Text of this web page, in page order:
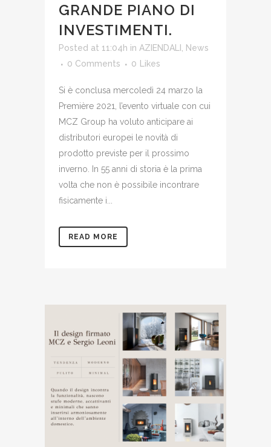
GRANDE PIANO DI
INVESTIMENTI.
Posted at 11:04h in AZIENDALI
News
0 Comments
0 Likes
Si è conclusa mercoledì 24 marzo la
Première 2021, l’evento virtuale con cui
MCZ Group ha voluto anticipare ai
distributori europei le novità di
prodotto previste per il prossimo
inverno. In 55 anni di storia è la prima
volta che non è possibile incontrare
fisicamente i...
READ MORE